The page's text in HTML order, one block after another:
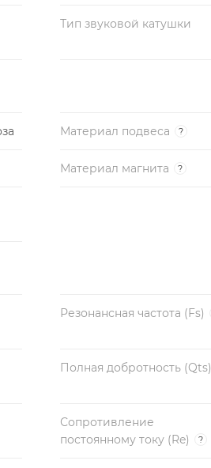
Тип звуковой катушки
Материал подвеса ?
Материал магнита ?
Резонансная частота (Fs)
Полная добротность (Qts)
Сопротивление
постоянному току (Re)
?